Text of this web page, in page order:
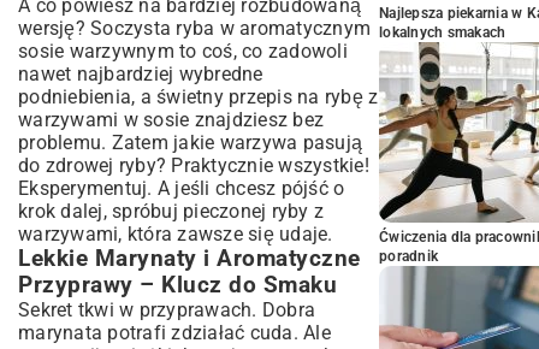
A co powiesz na bardziej rozbudowaną
wersję? Soczysta ryba w aromatycznym
sosie warzywnym to coś, co zadowoli
nawet najbardziej wybredne
podniebienia, a świetny przepis na rybę z
warzywami w sosie znajdziesz bez
problemu. Zatem jakie warzywa pasują
do zdrowej ryby? Praktycznie wszystkie!
Eksperymentuj. A jeśli chcesz pójść o
krok dalej, spróbuj pieczonej ryby z
warzywami, która zawsze się udaje.
Lekkie Marynaty i Aromatyczne
Przyprawy – Klucz do Smaku
Sekret tkwi w przyprawach. Dobra
marynata potrafi zdziałać cuda. Ale
Najlepsza piekarnia w
lokalnych smakach
Ćwiczenia dla
poradnik